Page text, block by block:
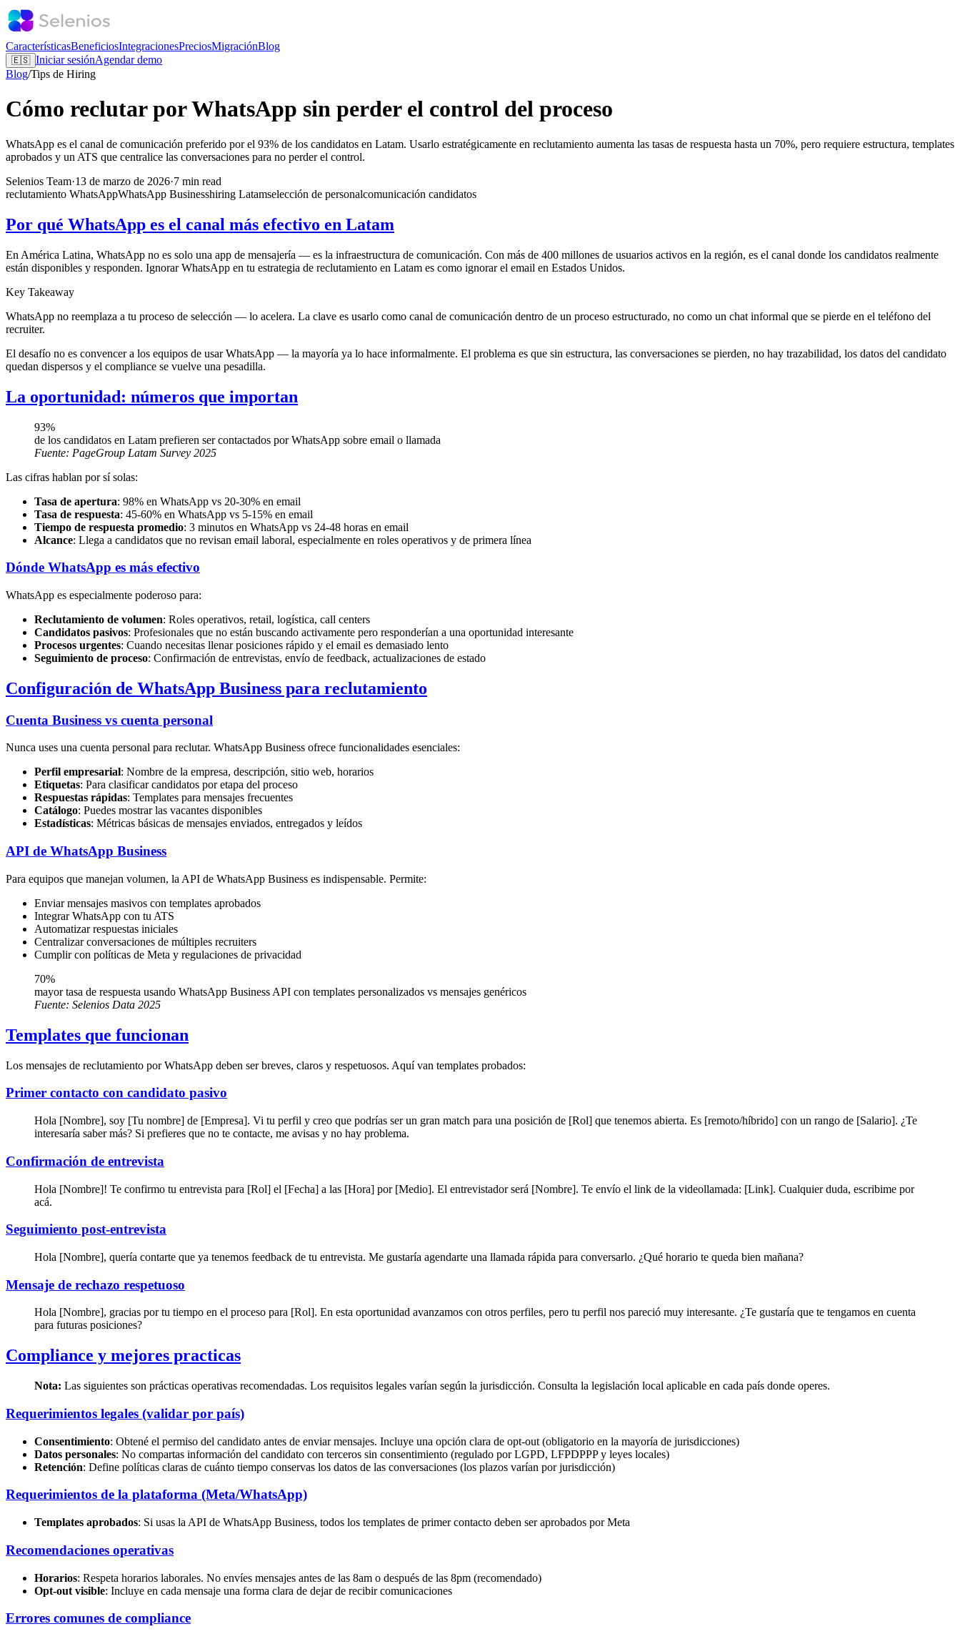
CaracterísticasBeneficiosIntegracionesPreciosMigraciónBlog
🇪🇸 Iniciar sesiónAgendar demo
Blog/Tips de Hiring
Cómo reclutar por WhatsApp sin perder el control del proceso
WhatsApp es el canal de comunicación preferido por el 93% de los candidatos en Latam. Usarlo estratégicamente en reclutamiento aumenta las tasas de respuesta hasta un 70%, pero requiere estructura, templates
aprobados y un ATS que centralice las conversaciones para no perder el control.
Selenios Team·13 de marzo de 2026·7 min read
reclutamiento WhatsAppWhatsApp Businesshiring Latamselección de personalcomunicación candidatos
Por qué WhatsApp es el canal más efectivo en Latam
En América Latina, WhatsApp no es solo una app de mensajería — es la infraestructura de comunicación. Con más de 400 millones de usuarios activos en la región, es el canal donde los candidatos realmente
están disponibles y responden. Ignorar WhatsApp en tu estrategia de reclutamiento en Latam es como ignorar el email en Estados Unidos.
Key Takeaway
WhatsApp no reemplaza a tu proceso de selección — lo acelera. La clave es usarlo como canal de comunicación dentro de un proceso estructurado, no como un chat informal que se pierde en el teléfono del
recruiter.
El desafío no es convencer a los equipos de usar WhatsApp — la mayoría ya lo hace informalmente. El problema es que sin estructura, las conversaciones se pierden, no hay trazabilidad, los datos del candidato
quedan dispersos y el compliance se vuelve una pesadilla.
La oportunidad: números que importan
93%
de los candidatos en Latam prefieren ser contactados por WhatsApp sobre email o llamada
Fuente: PageGroup Latam Survey 2025
Las cifras hablan por sí solas:
Tasa de apertura: 98% en WhatsApp vs 20-30% en email
Tasa de respuesta: 45-60% en WhatsApp vs 5-15% en email
Tiempo de respuesta promedio: 3 minutos en WhatsApp vs 24-48 horas en email
Alcance: Llega a candidatos que no revisan email laboral, especialmente en roles operativos y de primera línea
Dónde WhatsApp es más efectivo
WhatsApp es especialmente poderoso para:
Reclutamiento de volumen: Roles operativos, retail, logística, call centers
Candidatos pasivos: Profesionales que no están buscando activamente pero responderían a una oportunidad interesante
Procesos urgentes: Cuando necesitas llenar posiciones rápido y el email es demasiado lento
Seguimiento de proceso: Confirmación de entrevistas, envío de feedback, actualizaciones de estado
Configuración de WhatsApp Business para reclutamiento
Cuenta Business vs cuenta personal
Nunca uses una cuenta personal para reclutar. WhatsApp Business ofrece funcionalidades esenciales:
Perfil empresarial: Nombre de la empresa, descripción, sitio web, horarios
Etiquetas: Para clasificar candidatos por etapa del proceso
Respuestas rápidas: Templates para mensajes frecuentes
Catálogo: Puedes mostrar las vacantes disponibles
Estadísticas: Métricas básicas de mensajes enviados, entregados y leídos
API de WhatsApp Business
Para equipos que manejan volumen, la API de WhatsApp Business es indispensable. Permite:
Enviar mensajes masivos con templates aprobados
Integrar WhatsApp con tu ATS
Automatizar respuestas iniciales
Centralizar conversaciones de múltiples recruiters
Cumplir con políticas de Meta y regulaciones de privacidad
70%
mayor tasa de respuesta usando WhatsApp Business API con templates personalizados vs mensajes genéricos
Fuente: Selenios Data 2025
Templates que funcionan
Los mensajes de reclutamiento por WhatsApp deben ser breves, claros y respetuosos. Aquí van templates probados:
Primer contacto con candidato pasivo
Hola [Nombre], soy [Tu nombre] de [Empresa]. Vi tu perfil y creo que podrías ser un gran match para una posición de [Rol] que tenemos abierta. Es [remoto/híbrido] con un rango de [Salario]. ¿Te
interesaría saber más? Si prefieres que no te contacte, me avisas y no hay problema.
Confirmación de entrevista
Hola [Nombre]! Te confirmo tu entrevista para [Rol] el [Fecha] a las [Hora] por [Medio]. El entrevistador será [Nombre]. Te envío el link de la videollamada: [Link]. Cualquier duda, escribime por
acá.
Seguimiento post-entrevista
Hola [Nombre], quería contarte que ya tenemos feedback de tu entrevista. Me gustaría agendarte una llamada rápida para conversarlo. ¿Qué horario te queda bien mañana?
Mensaje de rechazo respetuoso
Hola [Nombre], gracias por tu tiempo en el proceso para [Rol]. En esta oportunidad avanzamos con otros perfiles, pero tu perfil nos pareció muy interesante. ¿Te gustaría que te tengamos en cuenta
para futuras posiciones?
Compliance y mejores practicas
Nota: Las siguientes son prácticas operativas recomendadas. Los requisitos legales varían según la jurisdicción. Consulta la legislación local aplicable en cada país donde operes.
Requerimientos legales (validar por país)
Consentimiento: Obtené el permiso del candidato antes de enviar mensajes. Incluye una opción clara de opt-out (obligatorio en la mayoría de jurisdicciones)
Datos personales: No compartas información del candidato con terceros sin consentimiento (regulado por LGPD, LFPDPPP y leyes locales)
Retención: Define políticas claras de cuánto tiempo conservas los datos de las conversaciones (los plazos varían por jurisdicción)
Requerimientos de la plataforma (Meta/WhatsApp)
Templates aprobados: Si usas la API de WhatsApp Business, todos los templates de primer contacto deben ser aprobados por Meta
Recomendaciones operativas
Horarios: Respeta horarios laborales. No envíes mensajes antes de las 8am o después de las 8pm (recomendado)
Opt-out visible: Incluye en cada mensaje una forma clara de dejar de recibir comunicaciones
Errores comunes de compliance